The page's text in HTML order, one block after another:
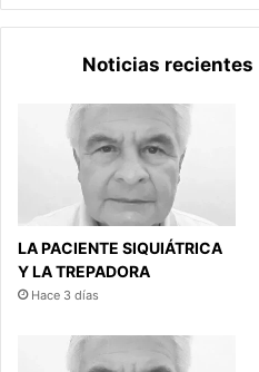
Noticias recientes
LA PACIENTE SIQUIÁTRICA
Y LA TREPADORA
Hace 3 días